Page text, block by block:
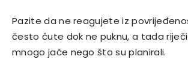
Pazite da ne reagujete iz
često ćute dok ne puknu, a tada
mnogo jače nego što su planirali.